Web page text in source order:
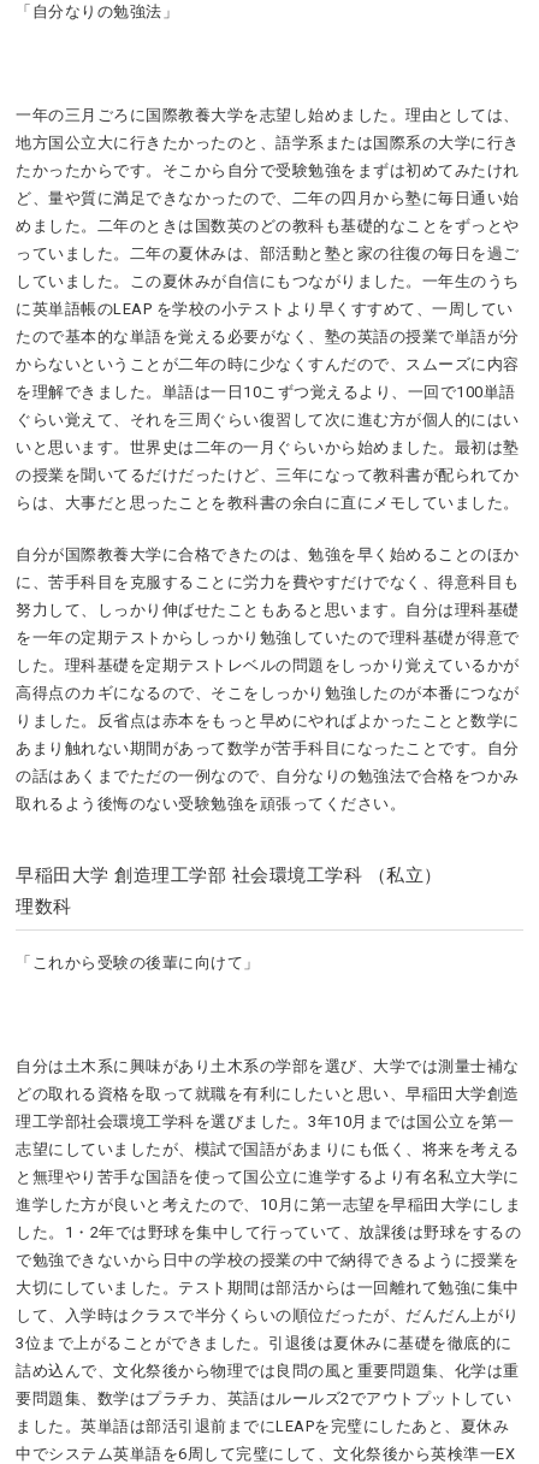
「自分なりの勉強法」
一年の三月ごろに国際教養大学を志望し始めました。理由としては、
地方国公立大に行きたかったのと、語学系または国際系の大学に行き
たかったからです。そこから自分で受験勉強をまずは初めてみたけれ
ど、量や質に満足できなかったので、二年の四月から塾に毎日通い始
めました。二年のときは国数英のどの教科も基礎的なことをずっとや
っていました。二年の夏休みは、部活動と塾と家の往復の毎日を過ご
していました。この夏休みが自信にもつながりました。一年生のうち
に英単語帳のLEAP を学校の小テストより早くすすめて、一周してい
たので基本的な単語を覚える必要がなく、塾の英語の授業で単語が分
からないということが二年の時に少なくすんだので、スムーズに内容
を理解できました。単語は一日10こずつ覚えるより、一回で100単語
ぐらい覚えて、それを三周ぐらい復習して次に進む方が個人的にはい
いと思います。世界史は二年の一月ぐらいから始めました。最初は塾
の授業を聞いてるだけだったけど、三年になって教科書が配られてか
らは、大事だと思ったことを教科書の余白に直にメモしていました。
自分が国際教養大学に合格できたのは、勉強を早く始めることのほか
に、苦手科目を克服することに労力を費やすだけでなく、得意科目も
努力して、しっかり伸ばせたこともあると思います。自分は理科基礎
を一年の定期テストからしっかり勉強していたので理科基礎が得意で
した。理科基礎を定期テストレベルの問題をしっかり覚えているかが
高得点のカギになるので、そこをしっかり勉強したのが本番につなが
りました。反省点は赤本をもっと早めにやればよかったことと数学に
あまり触れない期間があって数学が苦手科目になったことです。自分
の話はあくまでただの一例なので、自分なりの勉強法で合格をつかみ
取れるよう後悔のない受験勉強を頑張ってください。
早稲田大学 創造理工学部 社会環境工学科 （私立）
理数科
「これから受験の後輩に向けて」
自分は土木系に興味があり土木系の学部を選び、大学では測量士補な
どの取れる資格を取って就職を有利にしたいと思い、早稲田大学創造
理工学部社会環境工学科を選びました。3年10月までは国公立を第一
志望にしていましたが、模試で国語があまりにも低く、将来を考える
と無理やり苦手な国語を使って国公立に進学するより有名私立大学に
進学した方が良いと考えたので、10月に第一志望を早稲田大学にしま
した。1・2年では野球を集中して行っていて、放課後は野球をするの
で勉強できないから日中の学校の授業の中で納得できるように授業を
大切にしていました。テスト期間は部活からは一回離れて勉強に集中
して、入学時はクラスで半分くらいの順位だったが、だんだん上がり
3位まで上がることができました。引退後は夏休みに基礎を徹底的に
詰め込んで、文化祭後から物理では良問の風と重要問題集、化学は重
要問題集、数学はプラチカ、英語はルールズ2でアウトプットしてい
ました。英単語は部活引退前までにLEAPを完璧にしたあと、夏休み
中でシステム英単語を6周して完璧にして、文化祭後から英検準一EX